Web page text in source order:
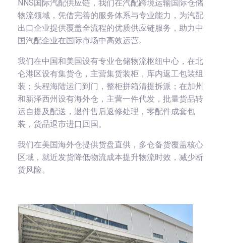
NNS国际汽配供应链，我们在汽配跨境运输国际仓储
物流领域，凭借完善的服务体系与专业能力，为汽配
出口企业提供覆盖全流程的优质供应链服务，助力中
国汽配企业在国际市场中高效运营。
我们在中国和美国设有专业仓储物流枢纽中心，在北
仑港区设有集货仓，主营集货装柜，库内返工包装组
装；头程海陆运门到门，整柜拼箱清提拆派；在加州
和新泽西州设有海外仓，主营一件代发，批量货品转
运自提及配送，退件售后返修处理，零配件成套包
装，货品退市进口回国。
我们在美国海外仓提供货盘直供，多仓备货覆盖核心
区域，就近发货降低物流成本提升物流时效，减少断
货风险。